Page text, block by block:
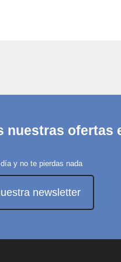
nuestras ofertas
y no te pierdas nada
newsletter